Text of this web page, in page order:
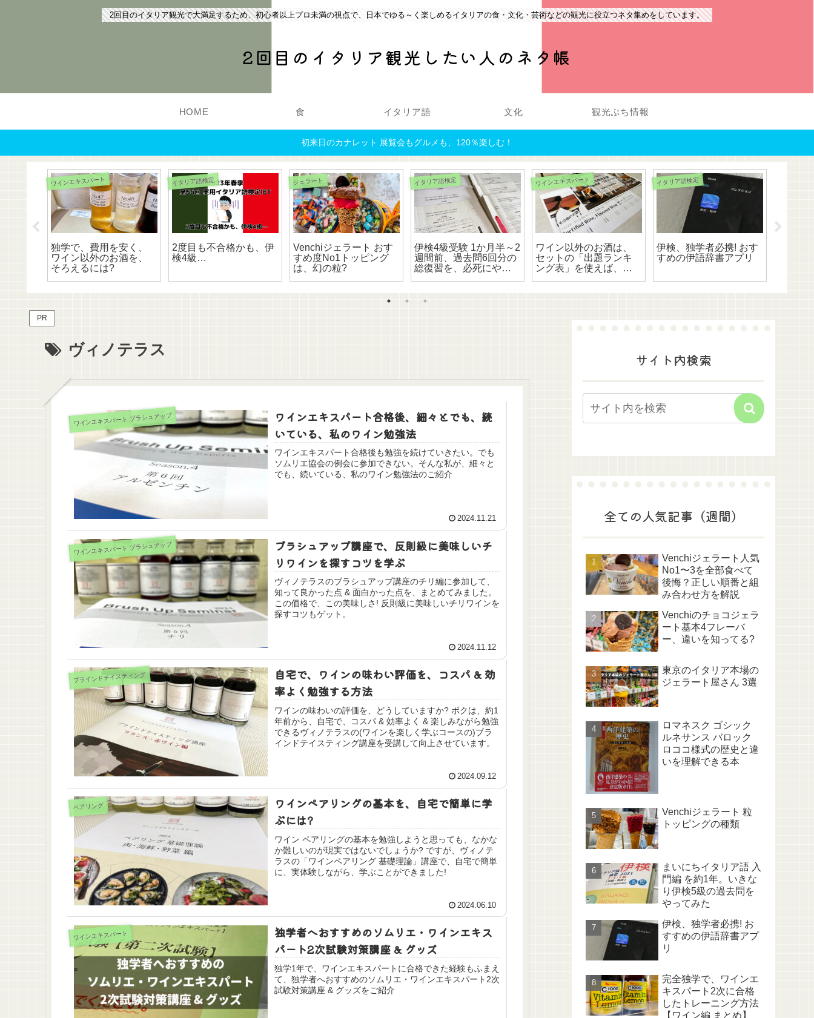
2回目のイタリア観光で大満足するため、初心者以上プロ未満の視点で、日本でゆる～く楽しめるイタリアの食・文化・芸術などの観光に役立つネタ集めをしています。
2回目のイタリア観光したい人のネタ帳
HOME 食 イタリア語 文化 観光ぷち情報
初来日のカナレット 展覧会もグルメも、120％楽しむ！
ワインエキスパート
独学で、費用を安く、
ワイン以外のお酒を、
そろえるには?
イタリア語検定
2度目も不合格かも、伊
検4級…
ジェラート
Venchiジェラート おす
すめ度No1トッピング
は、幻の粒?
イタリア語検定
伊検4級受験 1か月半～2
週間前、過去問6回分の
総復習を、必死にやっ
ワインエキスパート
ワイン以外のお酒は、
セットの「出題ランキ
ング表」を使えば、試
イタリア語検定
伊検、独学者必携! おす
すめの伊語辞書アプリ
PR
ヴィノテラス
ワインエキスパート ブラシュアップ
ワインエキスパート合格後、細々とでも、続
いている、私のワイン勉強法
ワインエキスパート合格後も勉強を続けていきたい。でも
ソムリエ協会の例会に参加できない。そんな私が、細々と
でも、続いている、私のワイン勉強法のご紹介
2024.11.21
ワインエキスパート ブラシュアップ
ブラシュアップ講座で、反則級に美味しいチ
リワインを探すコツを学ぶ
ヴィノテラスのブラシュアップ講座のチリ編に参加して、
知って良かった点 & 面白かった点を、まとめてみました。
この価格で、この美味しさ! 反則級に美味しいチリワインを
探すコツもゲット。
2024.11.12
ブラインドテイスティング
自宅で、ワインの味わい評価を、コスパ & 効
率よく勉強する方法
ワインの味わいの評価を、どうしていますか? ボクは、約1
年前から、自宅で、コスパ & 効率よく & 楽しみながら勉強
できるヴィノテラスの(ワインを楽しく学ぶコースの)ブラ
インドテイスティング講座を受講して向上させています。
2024.09.12
ペアリング
ワインペアリングの基本を、自宅で簡単に学
ぶには?
ワイン ペアリングの基本を勉強しようと思っても、なかな
か難しいのが現実ではないでしょうか? ですが、ヴィノテ
ラスの「ワインペアリング 基礎理論」講座で、自宅で簡単
に、実体験しながら、学ぶことができました!
2024.06.10
ワインエキスパート
独学者へおすすめのソムリエ・ワインエキス
パート2次試験対策講座 & グッズ
独学1年で、ワインエキスパートに合格できた経験もふまえ
て、独学者へおすすめのソムリエ・ワインエキスパート2次
試験対策講座 & グッズをご紹介
サイト内検索
全ての人気記事（週間）
Venchiジェラート人気
No1〜3を全部食べて
後悔？正しい順番と組
み合わせ方を解説
Venchiのチョコジェラ
ート基本4フレーバ
ー、違いを知ってる?
東京のイタリア本場の
ジェラート屋さん 3選
ロマネスク ゴシック
ルネサンス バロック
ロココ様式の歴史と違
いを理解できる本
Venchiジェラート 粒
トッピングの種類
まいにちイタリア語 入
門編 を約1年。いきな
り伊検5級の過去問を
やってみた
伊検、独学者必携! お
すすめの伊語辞書アプ
リ
完全独学で、ワインエ
キスパート2次に合格
したトレーニング方法
【ワイン編 まとめ】